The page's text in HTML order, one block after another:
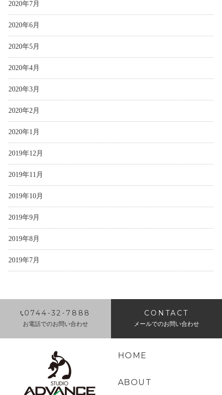
2020年7月
2020年6月
2020年5月
2020年4月
2020年3月
2020年2月
2020年1月
2019年12月
2019年11月
2019年10月
2019年9月
2019年8月
2019年7月
0744-32-7888
お電話でのお問い合わせ
CONTACT
メールでのお問い合わせ
HOME
ABOUT